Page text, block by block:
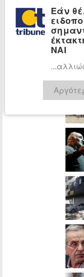
Εάν
ΝΑΙ